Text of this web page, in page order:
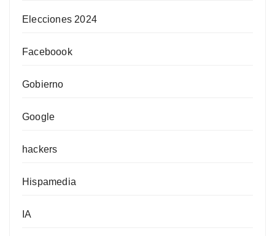
Elecciones 2024
Faceboook
Gobierno
Google
hackers
Hispamedia
IA